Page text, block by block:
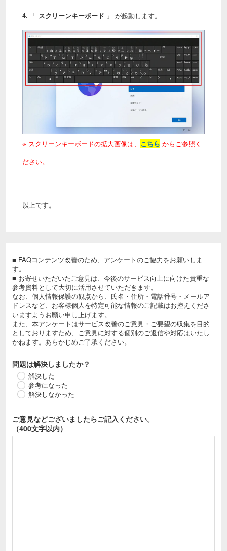
4. 「 スクリーンキーボード 」 が起動します。
※ スクリーンキーボードの拡大画像は、 こちら からご参照く
ださい。
以上です。
■ FAQコンテンツ改善のため、アンケートのご協力をお願いしま
す。
■ お寄せいただいたご意見は、今後のサービス向上に向けた貴重な
参考資料として大切に活用させていただきます。
なお、個人情報保護の観点から、氏名・住所・電話番号・メールア
ドレスなど、お客様個人を特定可能な情報のご記載はお控えくださ
いますようお願い申し上げます。
また、本アンケートはサービス改善のご意見・ご要望の収集を目的
としておりますため、ご意見に対する個別のご返信や対応はいたし
かねます。あらかじめご了承ください。
問題は解決しましたか？
解決した
参考になった
解決しなかった
ご意見などございましたらご記入ください。
（400文字以内）